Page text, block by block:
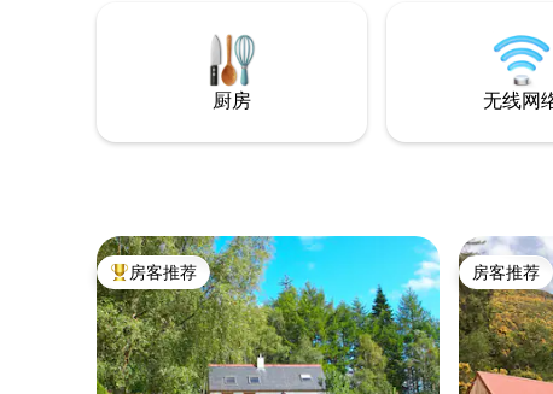
厨房 无线网
热门「房客推荐」
房客推荐 房客推荐
房客推荐